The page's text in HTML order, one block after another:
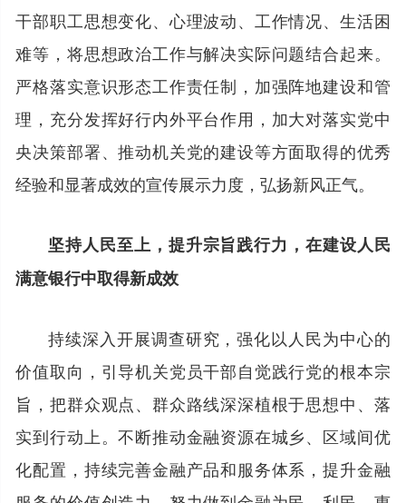
干部职工思想变化、心理波动、工作情况、生活困
难等，将思想政治工作与解决实际问题结合起来。
严格落实意识形态工作责任制，加强阵地建设和管
理，充分发挥好行内外平台作用，加大对落实党中
央决策部署、推动机关党的建设等方面取得的优秀
经验和显著成效的宣传展示力度，弘扬新风正气。
坚持人民至上，提升宗旨践行力，在建设人民
满意银行中取得新成效
持续深入开展调查研究，强化以人民为中心的
价值取向，引导机关党员干部自觉践行党的根本宗
旨，把群众观点、群众路线深深植根于思想中、落
实到行动上。不断推动金融资源在城乡、区域间优
化配置，持续完善金融产品和服务体系，提升金融